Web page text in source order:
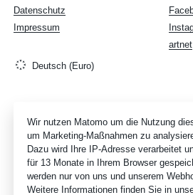
artnet
Datenschutz
Impressum
Deutsch (Euro)
Wir nutzen Matomo um die Nutzung
um Marketing-Maßnahmen zu
Dazu wird Ihre IP-Adresse verarbeitet
für 13 Monate in Ihrem Browser
werden nur von uns und unserem
Weitere Informationen finden Sie in